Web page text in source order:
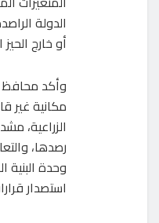
الدولة
أو خارج
وأكد محافظ
مكانية غير
الزراعية،
رصدها،
وحدة البنية
استصدار